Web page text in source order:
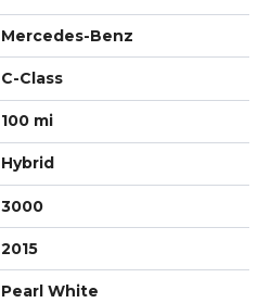
Mercedes-Benz
C-Class
100 mi
Hybrid
3000
2015
Pearl White